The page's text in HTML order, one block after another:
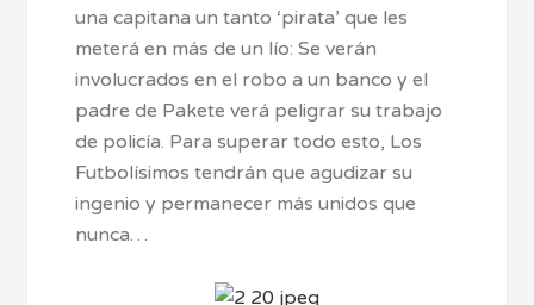
una capitana un tanto ‘pirata’ que les
meterá en más de un lío: Se verán
involucrados en el robo a un banco y el
padre de Pakete verá peligrar su trabajo
de policía. Para superar todo esto, Los
Futbolísimos tendrán que agudizar su
ingenio y permanecer más unidos que
nunca…